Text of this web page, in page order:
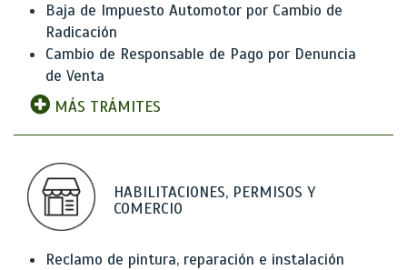
Baja de Impuesto Automotor por Cambio de
Radicación
Cambio de Responsable de Pago por Denuncia
de Venta
MÁS TRÁMITES
HABILITACIONES, PERMISOS Y
COMERCIO
Reclamo de pintura, reparación e instalación